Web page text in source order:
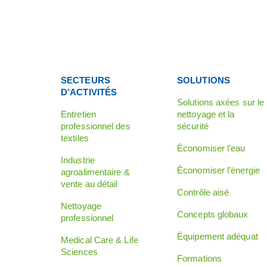
SECTEURS
D’ACTIVITÉS
Entretien
professionnel des
textiles
Industrie
agroalimentaire &
vente au détail
Nettoyage
professionnel
Medical Care & Life
Sciences
SOLUTIONS
Solutions axées sur le
nettoyage et la
sécurité
Économiser l’eau
Économiser l’énergie
Contrôle aisé
Concepts globaux
Équipement adéquat
Formations